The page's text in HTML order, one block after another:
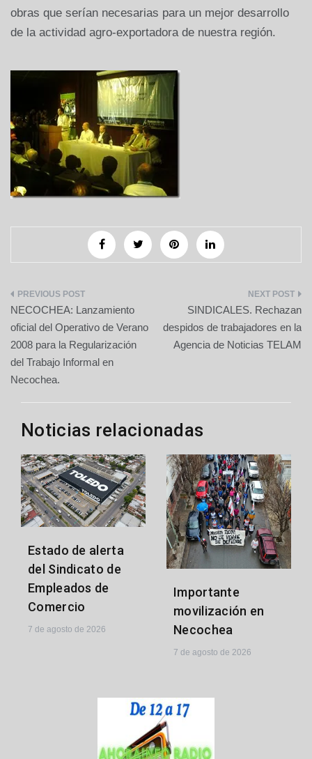
obras que serían necesarias para un mejor desarrollo
de la actividad agro-exportadora de nuestra región.
Navegación
de
entradas
NECOCHEA: Lanzamiento
oficial del Operativo de Verano
2008 para la Regularización
del Trabajo Informal en
Necochea.
SINDICALES. Rechazan
despidos de trabajadores en la
Agencia de Noticias TELAM
Noticias relacionadas
Estado de alerta
del Sindicato de
Empleados de
Comercio
7 de agosto de 2026
Importante
movilización en
Necochea
7 de agosto de 2026